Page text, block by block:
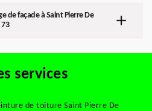
de façade à Saint Pierre De
services
de toiture Saint Pierre De